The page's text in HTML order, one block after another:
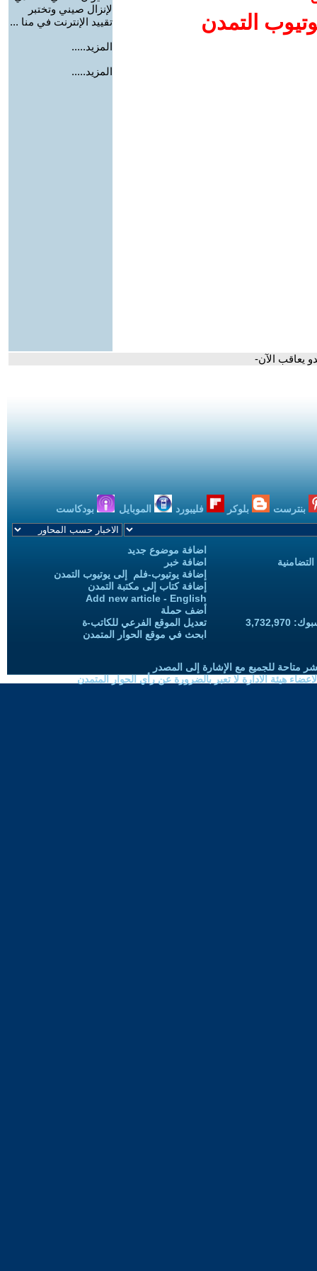
التمدن
لإنزال صيني وتختبر
تقييد الإنترنت في منا ...
المزيد.....
المزيد.....
يعاقب الآن-
بنترست بلوكر فليبورد الموبايل بودكاست
اضافة موضوع جديد
اضافة خبر
إضافة يوتيوب-فلم إلى يوتيوب التمدن
إضافة كتاب إلى مكتبة التمدن
Add new article - English
أضف حملة
تعديل الموقع الفرعي للكاتب-ة
ابحث في موقع الحوار المتمدن
متاحة للجميع مع الإشارة إلى المصدر
هيئة الادارة لا تعبر بالضرورة عن رأي الحوار المتمدن